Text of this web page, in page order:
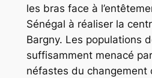
les bras face à
Sénégal à réaliser la
Bargny. Les populations
suffisamment menacé
néfastes du changement